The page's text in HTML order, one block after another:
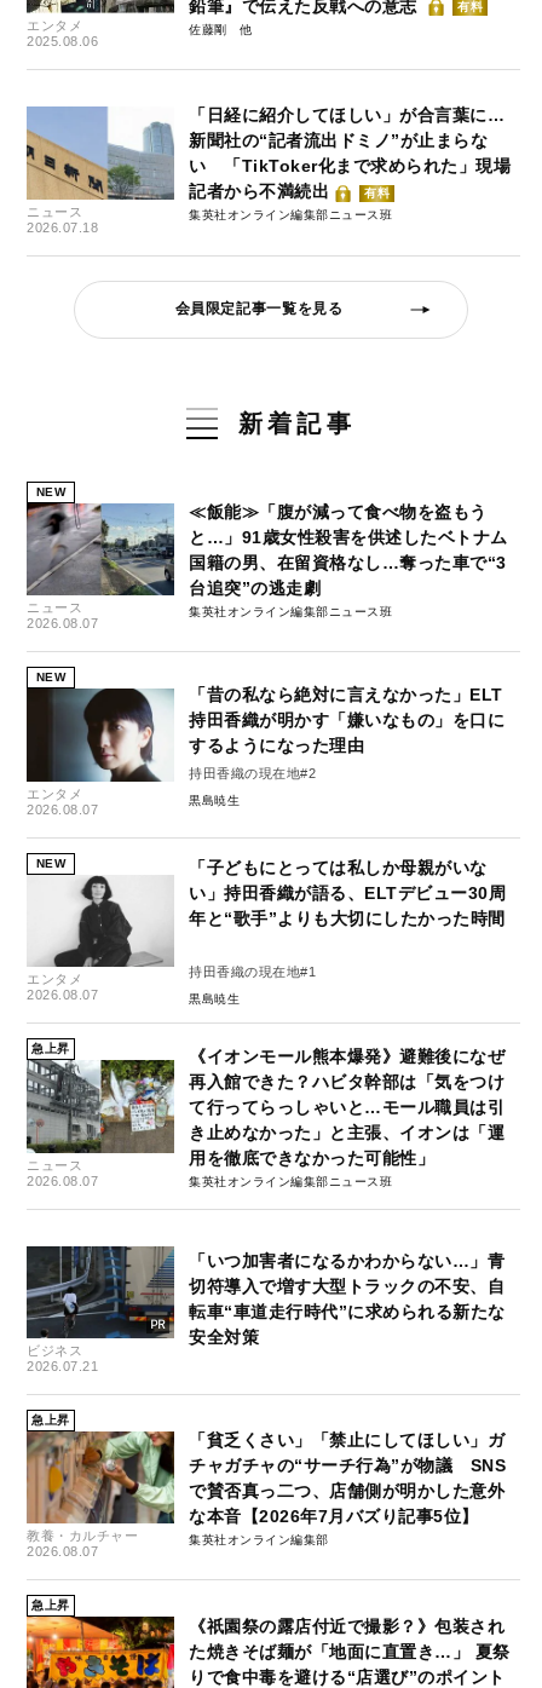
エンタメ
2025.08.06
鉛筆』で伝えた反戦への意志
有料
佐藤剛
ニュース
2026.07.18
「日経に紹介してほしい」が合言葉に…
新聞社の“記者流出ドミノ”が止まらな
い 「TikToker化まで求められた」現場
記者から不満続出
有料
集英社オンライン編集部ニュース班
会員限定記事一覧を見る
新着記事
NEW
ニュース
2026.08.07
≪飯能≫「腹が減って食べ物を盗もう
と…」91歳女性殺害を供述したベトナム
国籍の男、在留資格なし…奪った車で“3
台追突”の逃走劇
集英社オンライン編集部ニュース班
NEW
エンタメ
2026.08.07
「昔の私なら絶対に言えなかった」ELT
持田香織が明かす「嫌いなもの」を口に
するようになった理由
持田香織の現在地#2
黒島暁生
NEW
エンタメ
2026.08.07
「子どもにとっては私しか母親がいな
い」持田香織が語る、ELTデビュー30周
年と“歌手”よりも大切にしたかった時間
持田香織の現在地#1
黒島暁生
急上昇
ニュース
2026.08.07
《イオンモール熊本爆発》避難後になぜ
再入館できた？ハビタ幹部は「気をつけ
て行ってらっしゃいと…モール職員は引
き止めなかった」と主張、イオンは「運
用を徹底できなかった可能性」
集英社オンライン編集部ニュース班
ビジネス
2026.07.21
「いつ加害者になるかわからない…」青
切符導入で増す大型トラックの不安、自
転車“車道走行時代”に求められる新たな
安全対策
急上昇
教養・カルチャー
2026.08.07
「貧乏くさい」「禁止にしてほしい」ガ
チャガチャの“サーチ行為”が物議 SNS
で賛否真っ二つ、店舗側が明かした意外
な本音【2026年7月バズり記事5位】
集英社オンライン編集部
急上昇
《祇園祭の露店付近で撮影？》包装され
た焼きそば麺が「地面に直置き…」 夏祭
りで食中毒を避ける“店選び”のポイント